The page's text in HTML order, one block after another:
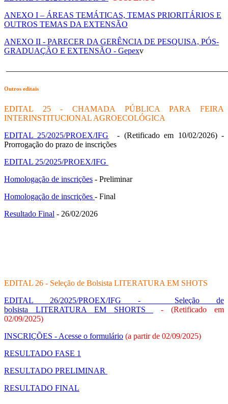
ANEXO I – ÁREAS TEMÁTICAS, TEMAS PRIORITÁRIOS E
OUTROS TEMAS DA EXTENSÃO
ANEXO II - PARECER DA GERÊNCIA DE PESQUISA, PÓS-
GRADUAÇÃO E EXTENSÃO - Gepexv
Outros editais
EDITAL 25 - CHAMADA PÚBLICA PARA FEIRA
INTERINSTITUCIONAL AGROECOLÓGICA
EDITAL 25/2025/PROEX/IFG - (Retificado em 10/02/2026) -
Prorrogação do prazo de inscrições
EDITAL 25/2025/PROEX/IFG
Homologação de inscrições - Preliminar
Homologação de inscrições - Final
Resultado Final - 26/02/2026
EDITAL 26 - Seleção de Bolsista LITERATURA EM SHOTS
EDITAL 26/2025/PROEX/IFG - Seleção de
bolsista LITERATURA EM SHORTS
- (Retificado em
02/09/2025)
INSCRIÇÕES - Acesse o formulário (a partir de 02/09/2025)
RESULTADO FASE 1
RESULTADO PRELIMINAR
RESULTADO FINAL